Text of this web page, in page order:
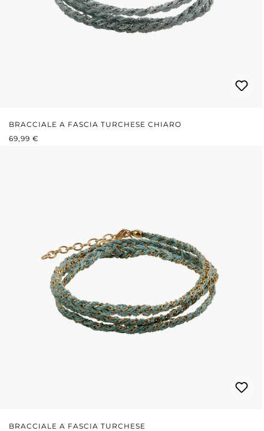
BRACCIALE A FASCIA TURCHESE CHIARO
PREZZO NORMALE:
69,99 €
BRACCIALE A FASCIA TURCHESE